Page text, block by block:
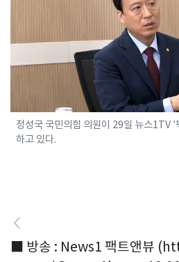
정성국 국민의힘 의원이 29일 뉴스1TV
하고 있다.
■ 방송 : News1 팩트앤뷰